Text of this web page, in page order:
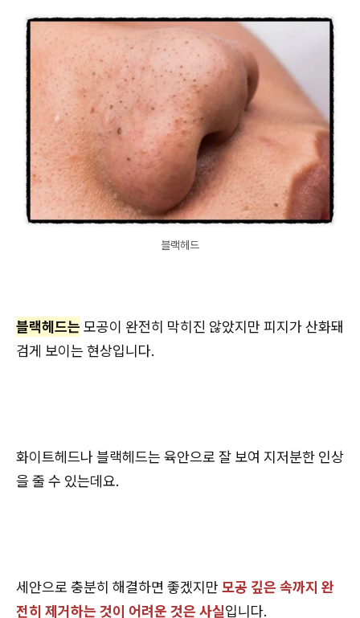
블랙헤드
블랙헤드는 모공이 완전히 막히진 않았지만 피지가 산화돼
검게 보이는 현상입니다.
화이트헤드나 블랙헤드는 육안으로 잘 보여 지저분한 인상
을 줄 수 있는데요.
세안으로 충분히 해결하면 좋겠지만 모공 깊은 속까지 완
전히 제거하는 것이 어려운 것은 사실입니다.